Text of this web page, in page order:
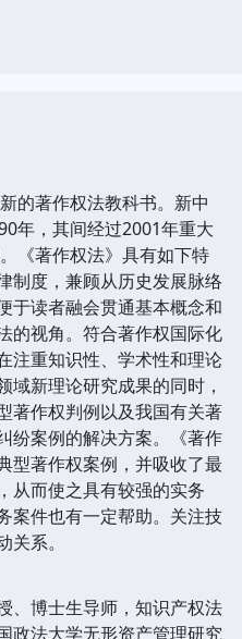
著作权法教科书。新中
年，其间经过2001年重大
《著作权法》具有如下特
制度，兼顾从历史发展脉络
于读者融会贯通基本概念和
的视角。符合著作权国际化
注重知识性、学术性和理论
域新理论研究成果的同时，
著作权判例以及我国有关著
纷案例的解决方案。《著作
型著作权案例，并吸收了最
从而使之具有较强的实务
案件也有一定帮助。关注技
系。
、博士生导师，知识产权法
政法大学无形资产管理研究